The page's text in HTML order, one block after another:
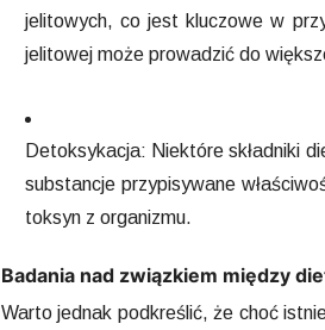
jelitowych, co jest kluczowe w
jelitowej może prowadzić do
Detoksykacja: Niektóre składniki
substancje przypisywane
toksyn z organizmu.
Badania nad związkiem między
Warto jednak podkreślić, że choć